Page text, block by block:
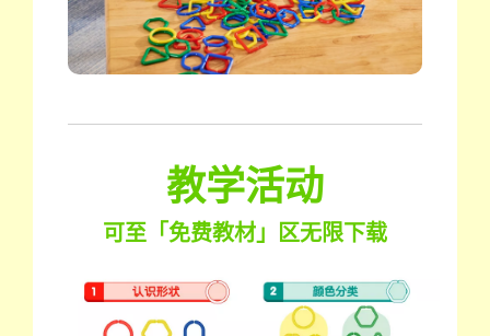
教学活动
可至「免费教材」区无限下载